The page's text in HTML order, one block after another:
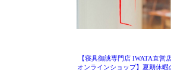
【寝具御誂専門店 IWATA直営
オンラインショップ】夏期休暇